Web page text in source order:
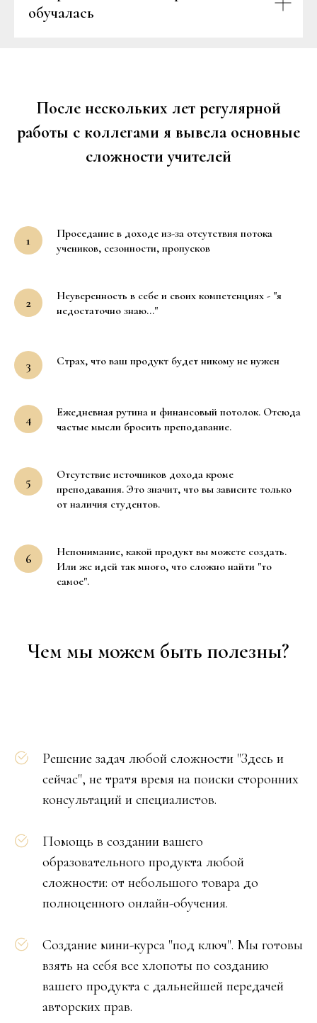
обучалась
После нескольких лет регулярной
работы с коллегами я вывела основные
сложности учителей
Проседание в доходе из-за отсутствия потока
учеников, сезонности, пропусков
Неуверенность в себе и своих компетенциях - "я
недостаточно знаю..."
Страх, что ваш продукт будет никому не нужен
Ежедневная рутина и финансовый потолок. Отсюда
частые мысли бросить преподавание.
Отсутствие источников дохода кроме
преподавания. Это значит, что вы зависите только
от наличия студентов.
Непонимание, какой продукт вы можете создать.
Или же идей так много, что сложно найти "то
самое".
Чем мы можем быть полезны?
Решение задач любой сложности "Здесь и
сейчас", не тратя время на поиски сторонних
консультаций и специалистов.
Помощь в создании вашего
образовательного продукта любой
сложности: от небольшого товара до
полноценного онлайн-обучения.
Создание мини-курса "под ключ". Мы готовы
взять на себя все хлопоты по созданию
вашего продукта с дальнейшей передачей
авторских прав.